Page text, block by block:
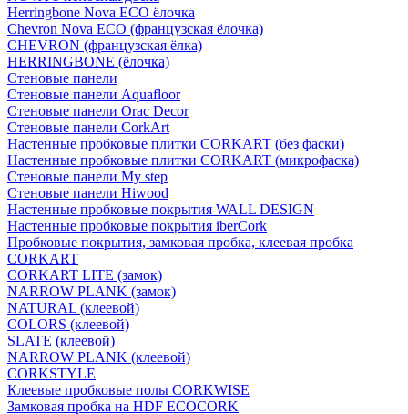
Herringbone Nova ECO ёлочка
Chevron Nova ECO (французская ёлочка)
CHEVRON (французская ёлка)
HERRINGBONE (ёлочка)
Стеновые панели
Стеновые панели Aquafloor
Стеновые панели Orac Decor
Стеновые панели CorkArt
Настенные пробковые плитки CORKART (без фаски)
Настенные пробковые плитки CORKART (микрофаска)
Стеновые панели My step
Стеновые панели Hiwood
Настенные пробковые покрытия WALL DESIGN
Настенные пробковые покрытия iberCork
Пробковые покрытия, замковая пробка, клеевая пробка
CORKART
CORKART LITE (замок)
NARROW PLANK (замок)
NATURAL (клеевой)
COLORS (клеевой)
SLATE (клеевой)
NARROW PLANK (клеевой)
CORKSTYLE
Клеевые пробковые полы CORKWISE
Замковая пробка на HDF ECOCORK